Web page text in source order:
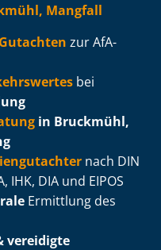
Mangfall
zur AfA-
bei
in Bruckmühl,
nach DIN
IHK, DIA und EIPOS
Ermittlung des
vereidigte